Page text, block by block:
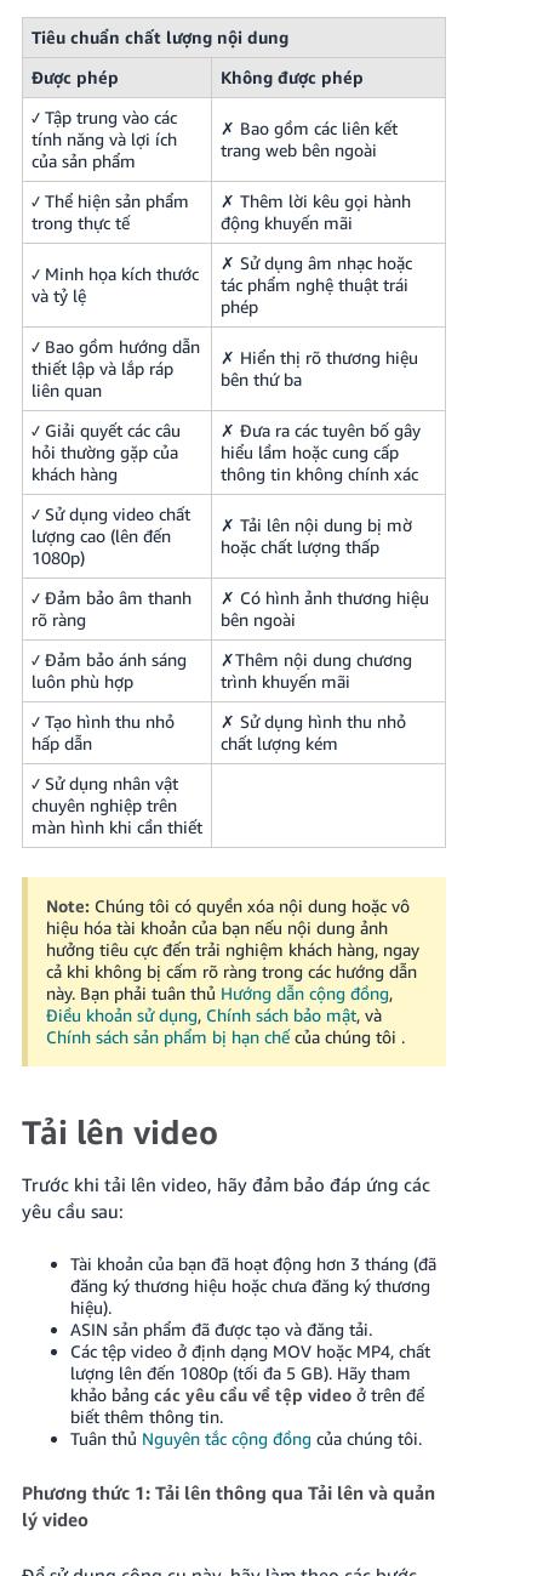
Tiêu chuẩn chất lượng nội dung
Được phép
Không được phép
✓ Tập trung vào các
tính năng và lợi ích
của sản phẩm
✗ Bao gồm các liên kết
trang web bên ngoài
✓ Thể hiện sản phẩm
trong thực tế
✗ Thêm lời kêu gọi hành
động khuyến mãi
✓ Minh họa kích thước
và tỷ lệ
✗ Sử dụng âm nhạc hoặc
tác phẩm nghệ thuật trái
phép
✓ Bao gồm hướng dẫn
thiết lập và lắp ráp
liên quan
✗ Hiển thị rõ thương hiệu
bên thứ ba
✓ Giải quyết các câu
hỏi thường gặp của
khách hàng
✗ Đưa ra các tuyên bố gây
hiểu lầm hoặc cung cấp
thông tin không chính xác
✓ Sử dụng video chất
lượng cao (lên đến
1080p)
✗ Tải lên nội dung bị mờ
hoặc chất lượng thấp
✓ Đảm bảo âm thanh
rõ ràng
✗ Có hình ảnh thương hiệu
bên ngoài
✓ Đảm bảo ánh sáng
luôn phù hợp
✗Thêm nội dung chương
trình khuyến mãi
✓ Tạo hình thu nhỏ
hấp dẫn
✗ Sử dụng hình thu nhỏ
chất lượng kém
✓ Sử dụng nhân vật
chuyên nghiệp trên
màn hình khi cần thiết
Note: Chúng tôi có quyền xóa nội dung hoặc vô
hiệu hóa tài khoản của bạn nếu nội dung ảnh
hưởng tiêu cực đến trải nghiệm khách hàng, ngay
cả khi không bị cấm rõ ràng trong các hướng dẫn
này. Bạn phải tuân thủ Hướng dẫn cộng đồng,
Điều khoản sử dụng, Chính sách bảo mật, và
Chính sách sản phẩm bị hạn chếcủa chúng tôi .
Tải lên video
Trước khi tải lên video, hãy đảm bảo đáp ứng các
yêu cầu sau:
Tài khoản của bạn đã hoạt động hơn 3 tháng (đã
đăng ký thương hiệu hoặc chưa đăng ký thương
hiệu).
ASIN sản phẩm đã được tạo và đăng tải.
Các tệp video ở định dạng MOV hoặc MP4, chất
lượng lên đến 1080p (tối đa 5 GB). Hãy tham
khảo bảng các yêu cầu về tệp videoở trên để
biết thêm thông tin.
Tuân thủ Nguyên tắc cộng đồng của chúng tôi.
Phương thức 1: Tải lên thông qua Tải lên và quản
lý video